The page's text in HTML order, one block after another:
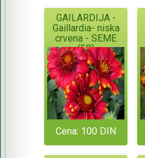
GAILARDIJA -
Gaillardia- niska
crvena - SEME
(50)
Cena: 100 DIN